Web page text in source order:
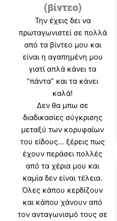
(βίντεο)
Την έχεις δει να
πρωταγωνιστεί σε πολλά
από τα βίντεο μου και
είναι η αγαπημένη μου
γιατί απλά κάνει τα
“πάντα” και τα κάνει
καλά!
Δεν θα μπω σε
διαδικασίες σύγκρισης
μεταξύ των κορυφαίων
του είδους… ξέρεις πως
έχουν περάσει πολλές
από τα χέρια μου και
καμία δεν είναι τέλεια.
Όλες κάπου κερδίζουν
και κάπου χάνουν από
τον ανταγωνισμό τους σε